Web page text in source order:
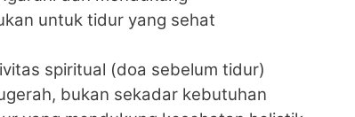
untuk tidur yang sehat
spiritual (doa sebelum tidur)
bukan sekadar kebutuhan